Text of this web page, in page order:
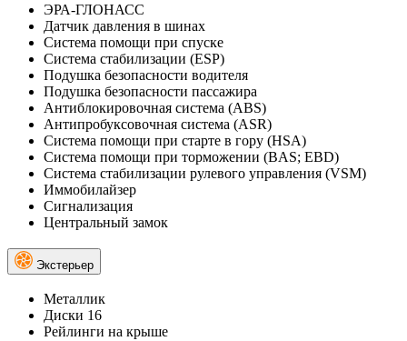
ЭРА-ГЛОНАСС
Датчик давления в шинах
Система помощи при спуске
Система стабилизации (ESP)
Подушка безопасности водителя
Подушка безопасности пассажира
Антиблокировочная система (ABS)
Антипробуксовочная система (ASR)
Система помощи при старте в гору (HSA)
Система помощи при торможении (BAS; EBD)
Система стабилизации рулевого управления (VSM)
Иммобилайзер
Сигнализация
Центральный замок
Экстерьер
Металлик
Диски 16
Рейлинги на крыше